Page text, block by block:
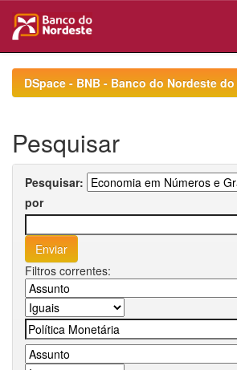
navigationDSpace - BNB - Banco do Nordeste
Pesquisar
Pesquisar:
por
Filtros correntes: